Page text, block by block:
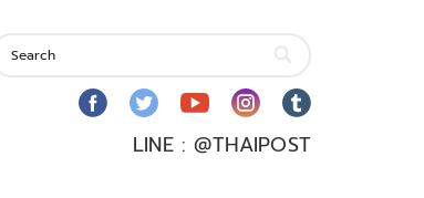
LINE : @THAIPOST